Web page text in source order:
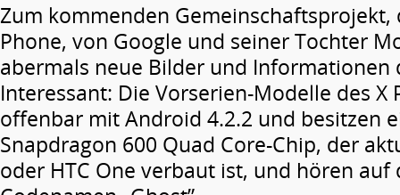
Zum kommenden Gemeinschaftsprojekt,
Phone, von Google und seiner Tochter
abermals neue Bilder und Informationen
Interessant: Die Vorserien-Modelle des X
offenbar mit Android 4.2.2 und besitzen
Snapdragon 600 Quad Core-Chip, der
oder HTC One verbaut ist, und hören